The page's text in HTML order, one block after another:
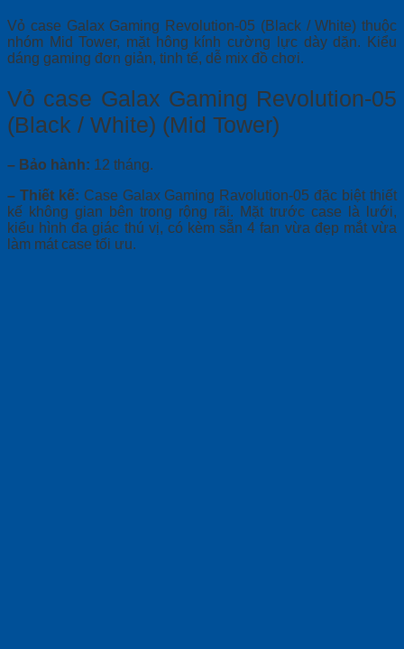
(Black
/
White)
Tower)
quantity
Vỏ case Galax Gaming Revolution-05 (Black / White) thuộc
nhóm Mid Tower, mặt hông kính cường lực dày dặn. Kiểu
dáng gaming đơn giản, tinh tế, dễ mix đồ chơi.
Vỏ case Galax Gaming Revolution-05
(Black / White) (Mid Tower)
– Bảo hành: 12 tháng.
– Thiết kế: Case Galax Gaming Ravolution-05 đặc biệt thiết
kế không gian bên trong rộng rãi. Mặt trước case là lưới,
kiểu hình đa giác thú vị, có kèm sẵn 4 fan vừa đẹp mắt vừa
làm mát case tối ưu.